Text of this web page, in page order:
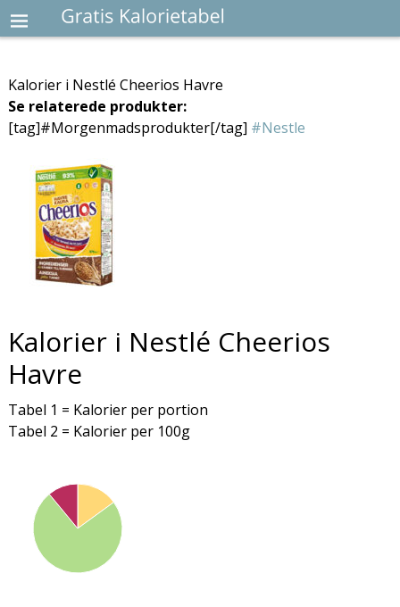
Kalorier i Nestlé Cheerios Havre
Se relaterede produkter:
[tag]#Morgenmadsprodukter[/tag] #Nestle
Kalorier i Nestlé Cheerios
Havre
Tabel 1 = Kalorier per portion
Tabel 2 = Kalorier per 100g